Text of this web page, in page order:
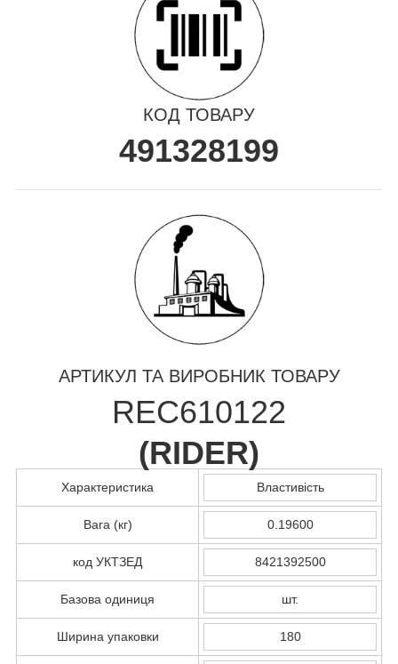
КОД ТОВАРУ
491328199
АРТИКУЛ ТА ВИРОБНИК ТОВАРУ
REC610122
(RIDER)
Характеристика Властивість
Вага (кг) 0.19600
код УКТЗЕД 8421392500
Базова одиниця шт.
Ширина упаковки 180